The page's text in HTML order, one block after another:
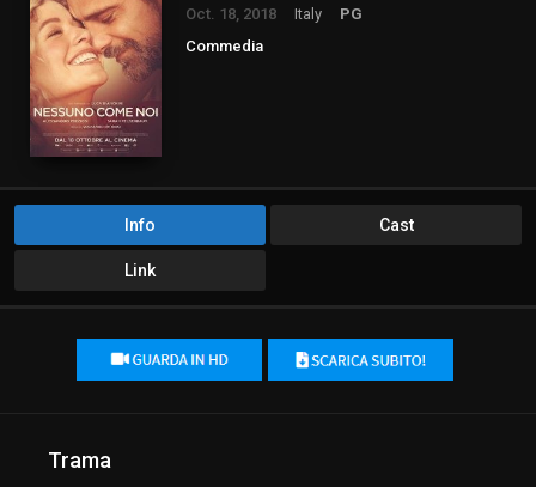
Oct. 18, 2018 Italy
PG
Commedia
Info Cast
Link
Trama